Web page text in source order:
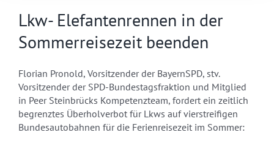
Lkw- Elefantenrennen in der
Sommerreisezeit beenden
Florian Pronold, Vorsitzender der BayernSPD, stv.
Vorsitzender der SPD-Bundestagsfraktion und Mitglied
in Peer Steinbrücks Kompetenzteam, fordert ein zeitlich
begrenztes Überholverbot für Lkws auf vierstreifigen
Bundesautobahnen für die Ferienreisezeit im Sommer: